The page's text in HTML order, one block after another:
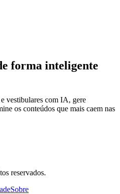
forma inteligente
vestibulares com IA, gere
os conteúdos que mais caem nas
reservados.
Sobre